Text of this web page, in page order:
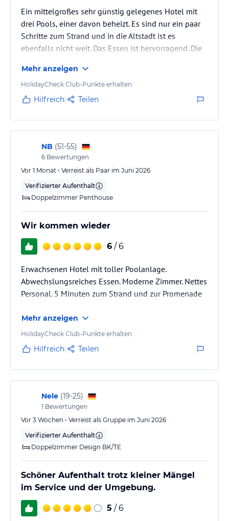
Korridor können Sie einen herrlichen Panoramablick auf die
gesamte Umgebung genießen.
Für die abenteuerlustigeren Gäste finden Sie im Naturerlebnispark
Hier können Jung und Alt an Aktivitäten wie Quads,
Orientierungslauf, Reiten und vielem mehr teilnehmen. Stellen Sie
Ihr Adrenalin auf die Probe!!!
Parc Francesc Macia: eine Fläche von 40.000 m2 mit endlosen
Wenn Sie einen aktiven Urlaub und Wassersport bevorzugen,
werden Sie bei den Wassersportangeboten in Malgrat de Mar,
vieles mehr, Ihre Bedürfnisse mit Sicherheit erfüllen.
Zusätzlich zu den oben erwähnten verschiedenen Aktivitäten in
der Gegend von Malgrat de Mar können Sie auch die
den Städten und Ferienorten rund um Malgrat de Mar befinden.
Viele Möglichkeiten für unvergessliche Ferien!!!
Sonstige Einrichtungen und Services
unterhaltsamer und komfortabler zu gestalten:
• 2 Bars: Bar-Café und eine Snackbar auf der Terrasse in der Nähe
des Swimmingpools
• Buffetrestaurant mit Show-Cooking
• Gratis WLAN
• 3 Aufzüge
• Umkleidekabinen mit Duschen (Handtücher vorhanden)
• Akzeptierte Kreditkarten: Visa, Mastercard, Eurocard
• Spannung: 220V
Gegen Aufpreis:
• Wellnesscenter: Fitnessraum, Massagebereich und Spa mit
• Außenrestaurant "Gesamí"
• Besprechungszimmer
Ein mittelgroßes sehr günstig gelegenes Hotel mit
drei Pools, einer davon beheizt. Es sind nur ein paar
Schritte zum Strand und in die Altstadt ist es
ebenfalls nicht weit. Das Essen ist hervorragend. Die
Mehr anzeigen
HolidayCheck Club-Punkte erhalten
Hilfreich Teilen
NB (51-55)
6 Bewertungen
Vor 1 Monat • Verreist als Paar im Juni 2026
Verifizierter Aufenthalt
Doppelzimmer Penthouse
Wir kommen wieder
6 / 6
Erwachsenen Hotel mit toller Poolanlage.
Abwechslungsreiches Essen. Moderne Zimmer. Nettes
Personal. 5 Minuten zum Strand und zur Promenade
Mehr anzeigen
HolidayCheck Club-Punkte erhalten
Hilfreich Teilen
Nele (19-25)
1 Bewertungen
Vor 3 Wochen • Verreist als Gruppe im Juni 2026
Verifizierter Aufenthalt
Doppelzimmer Design BK/TE
Schöner Aufenthalt trotz kleiner Mängel
im Service und der Umgebung.
5 / 6